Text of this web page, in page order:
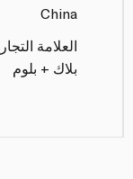
China
العلامة
بلاك + بلوم